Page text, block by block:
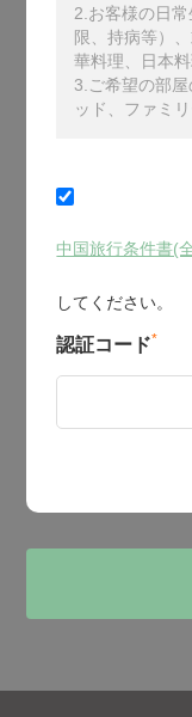
2.お客様の日
限、持病等）
華料理、日本料
3.ご希望の部
ッド、ファミ
中国旅行条件書(
してください。
認証コード*